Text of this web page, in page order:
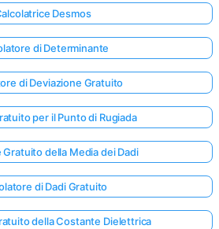
Desmos
di Determinante
di Deviazione Gratuito
per il Punto di Rugiada
della Media dei Dadi
di Dadi Gratuito
della Costante Dielettrica